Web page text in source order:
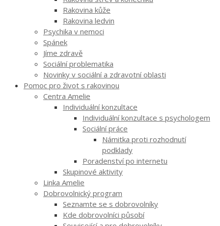
Rakovina kůže
Rakovina ledvin
Psychika v nemoci
Spánek
Jíme zdravě
Sociální problematika
Novinky v sociální a zdravotní oblasti
Pomoc pro život s rakovinou
Centra Amelie
Individuální konzultace
Individuální konzultace s psychologem
Sociální práce
Námitka proti rozhodnutí
podklady
Poradenství po internetu
Skupinové aktivity
Linka Amelie
Dobrovolnický program
Seznamte se s dobrovolníky
Kde dobrovolníci působí